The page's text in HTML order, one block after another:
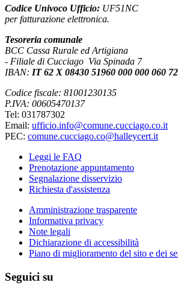
Codice Univoco Ufficio: UF51NC
per fatturazione elettronica.
Tesoreria comunale
BCC Cassa Rurale ed Artigiana
- Filiale di Cucciago Via Spinada 7
IBAN: IT 62 X 08430 51960 000 000 060
Codice fiscale: 81001230135
P.IVA: 00605470137
Tel: 031787302
Email: ufficio.info@comune.cucciago.co.it
PEC: comune.cucciago.co@halleycert.it
Leggi le FAQ
Prenotazione appuntamento
Segnalazione disservizio
Richiesta d'assistenza
Amministrazione trasparente
Informativa privacy
Note legali
Dichiarazione di accessibilità
Piano di miglioramento del sito e dei
Seguici su